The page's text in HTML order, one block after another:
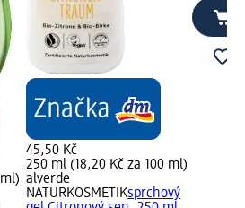
45,50 Kč
250 ml (18,20 Kč za 100 ml)
alverde
NATURKOSMETIKsprchový